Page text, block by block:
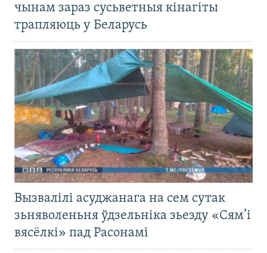
чынам зараз сусьветныя кінагіты
трапляюць у Беларусь
Вызвалілі асуджанага на сем сутак
зьняволеньня ўдзельніка зьезду «Сям’і
вясёлкі» пад Расонамі